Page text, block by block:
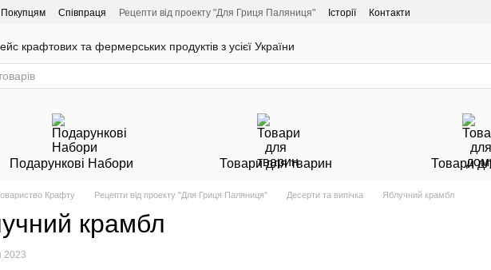
Покупцям Співпраця Рецепти від проекту "Для Гриця Паляниця" Історії Контакти
крафтових та фермерських продуктів з усієї України
Подарункові Набори Товари для тварин Товари
Крафту Рецепти від проекту "Для Гриця Паляниця" Десерти та випічка Яблучний крамбл
крамбл
2023